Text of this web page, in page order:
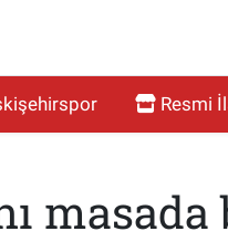
Resmi
masada